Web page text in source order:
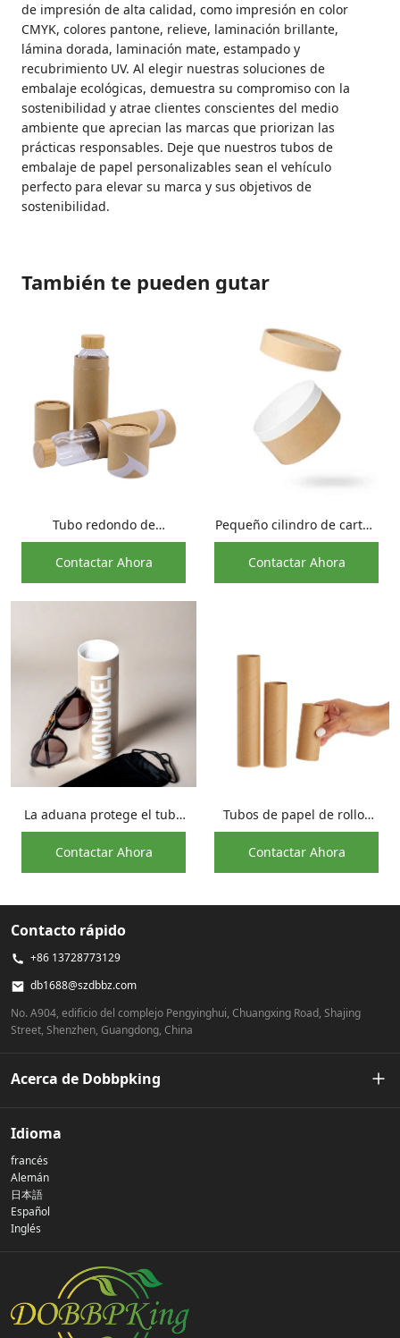
de impresión de alta calidad, como impresión en color
CMYK, colores pantone, relieve, laminación brillante,
lámina dorada, laminación mate, estampado y
recubrimiento UV. Al elegir nuestras soluciones de
embalaje ecológicas, demuestra su compromiso con la
sostenibilidad y atrae clientes conscientes del medio
ambiente que aprecian las marcas que priorizan las
prácticas responsables. Deje que nuestros tubos de
embalaje de papel personalizables sean el vehículo
perfecto para elevar su marca y sus objetivos de
sostenibilidad.
También te pueden gutar
Tubo redondo de
empaquetado del regalo
de la botella de vidrio del
papel de Kraft en forma de
cilindro personalizado
Contactar Ahora
Pequeño cilindro de cartón
Kraft, tarro de crema facial
anti-aceite, tubo de papel
de embalaje
Contactar Ahora
La aduana protege el tubo
de empaquetado de las
gafas de sol de Kraft del
envase del cilindro de las
Contactar Ahora
Tubos de papel de rollos
de papel higiénico con
núcleo de rollo de cartón
ecológico
Contactar Ahora
Contacto rápido
+86 13728773129
db1688@szdbbz.com
No. A904, edificio del complejo Pengyinghui, Chuangxing Road, Shajing
Street, Shenzhen, Guangdong, China
Acerca de Dobbpking
Nuestra historia
Política de privacidad
Contáctenos
Idioma
francés
Alemán
日本語
Español
Inglés